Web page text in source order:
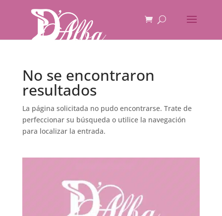
No se encontraron
resultados
La página solicitada no pudo encontrarse. Trate de
perfeccionar su búsqueda o utilice la navegación
para localizar la entrada.